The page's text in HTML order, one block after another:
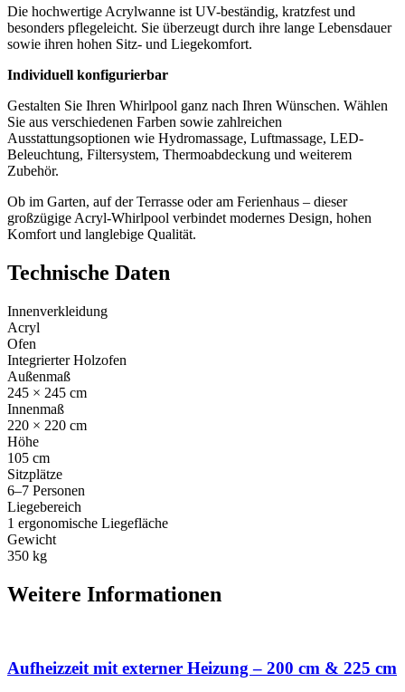
Die hochwertige Acrylwanne ist UV-beständig, kratzfest und
besonders pflegeleicht. Sie überzeugt durch ihre lange Lebensdauer
sowie ihren hohen Sitz- und Liegekomfort.
Individuell konfigurierbar
Gestalten Sie Ihren Whirlpool ganz nach Ihren Wünschen. Wählen
Sie aus verschiedenen Farben sowie zahlreichen
Ausstattungsoptionen wie Hydromassage, Luftmassage, LED-
Beleuchtung, Filtersystem, Thermoabdeckung und weiterem
Zubehör.
Ob im Garten, auf der Terrasse oder am Ferienhaus – dieser
großzügige Acryl-Whirlpool verbindet modernes Design, hohen
Komfort und langlebige Qualität.
Technische Daten
Innenverkleidung
Acryl
Ofen
Integrierter Holzofen
Außenmaß
245 × 245 cm
Innenmaß
220 × 220 cm
Höhe
105 cm
Sitzplätze
6–7 Personen
Liegebereich
1 ergonomische Liegefläche
Gewicht
350 kg
Weitere Informationen
Aufheizzeit mit externer Heizung – 200 cm & 225 cm